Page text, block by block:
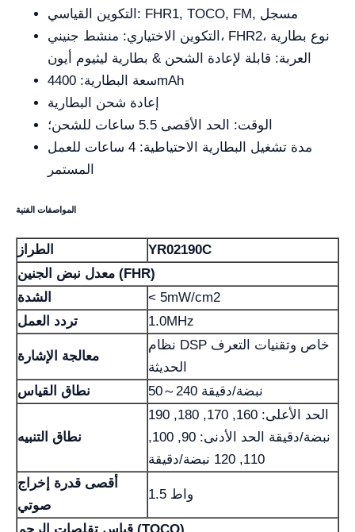
التكوين القياسي: FHR1, TOCO, FM, مسجل
التكوين الاختياري: منشط جنيني، FHR2، نوع بطارية
العربة: قابلة لإعادة الشحن & بطارية ليثيوم أيون
سعة البطارية: 4400mAh
إعادة شحن البطارية
الوقت: الحد الأقصى 5.5 ساعات للشحن؛
مدة تشغيل البطارية الاحتياطية: 4 ساعات للعمل
المستمر
المواصفات الفنية
الطراز
YR02190C
معدل نبض الجنين (FHR)
الشدة
< 5mW/cm2
تردد العمل
1.0MHz
معالجة الإشارة
نظام DSP خاص وتقنيات التعرف
الحديثة
نطاق القياس
50～240 نبضة/دقيقة
نطاق التنبيه
الحد الأعلى: 160, 170, 180, 190
نبضة/دقيقة الحد الأدنى: 90, 100,
110, 120 نبضة/دقيقة
أقصى قدرة إخراج
صوتي
1.5 واط